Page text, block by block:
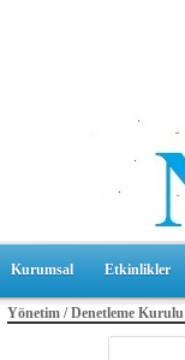
Kurumsal Etkinlikler
Yönetim / Denetleme Kurulu